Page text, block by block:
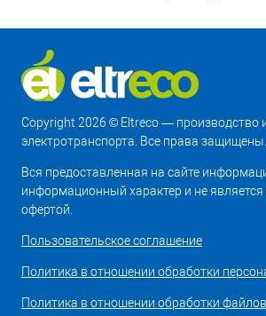
Copyright 2026 © Eltreco — производство
электротранспорта. Все права защищены.
Вся предоставленная на сайте
информационный характер и не является
офертой.
Пользовательское соглашение
Политика в отношении обработки
Политика в отношении обработки